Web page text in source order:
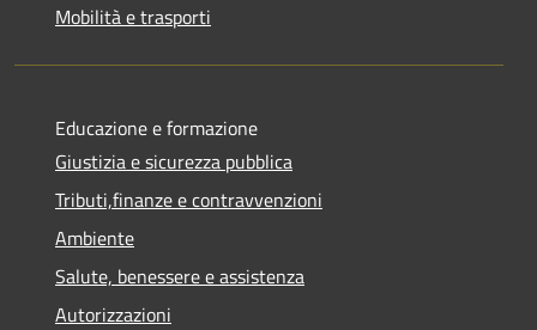
Mobilità e trasporti
Educazione e formazione
Giustizia e sicurezza pubblica
Tributi,finanze e contravvenzioni
Ambiente
Salute, benessere e assistenza
Autorizzazioni